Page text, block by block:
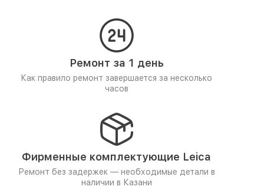
Ремонт за 1 день
Как правило ремонт завершается за несколько
часов
Фирменные комплектующие Leica
Ремонт без задержек — необходимые детали в
наличии в Казани